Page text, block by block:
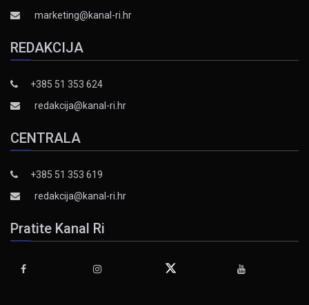
marketing@kanal-ri.hr
REDAKCIJA
+385 51 353 624
redakcija@kanal-ri.hr
CENTRALA
+385 51 353 619
redakcija@kanal-ri.hr
Pratite Kanal Ri